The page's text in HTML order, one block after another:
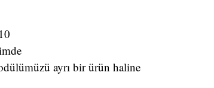
ayrı bir ürün haline